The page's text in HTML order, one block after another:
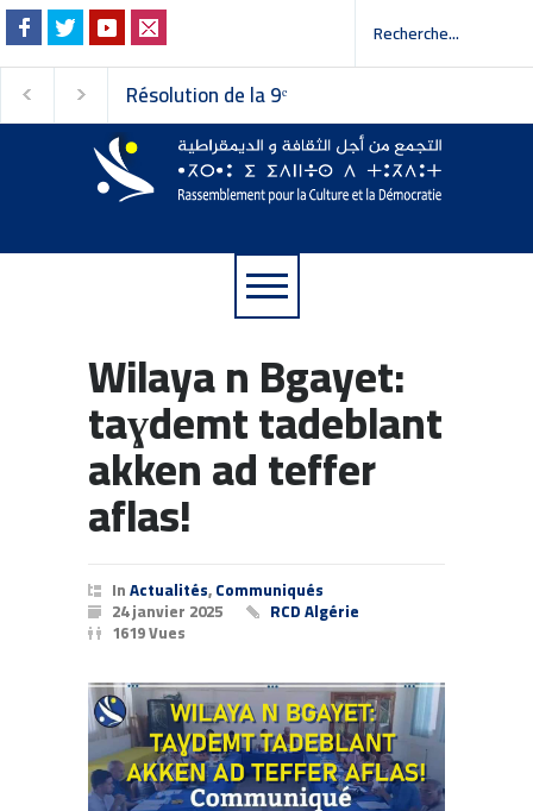
Résolution de la 9ᵉ
session du Conseil
national du
Rassemblement pour la
Culture et la Démocratie
دعوة إلى وسائل الإعلام
Wilaya n Bgayet:
taɣdemt tadeblant
akken ad teffer
aflas!
InActualités,Communiqués
24 janvier 2025 RCD Algérie
1619 Vues